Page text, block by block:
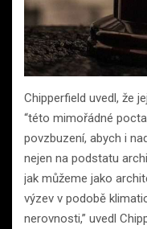
Chipperfield uvedl, že
“této mimořádné
povzbuzení, abych i
nejen na podstatu
jak můžeme jako
výzev v podobě
nerovnosti,” uvedl